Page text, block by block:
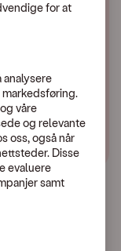
for at
analysere
våre
og relevante
oss, også når
Disse
evaluere
samt